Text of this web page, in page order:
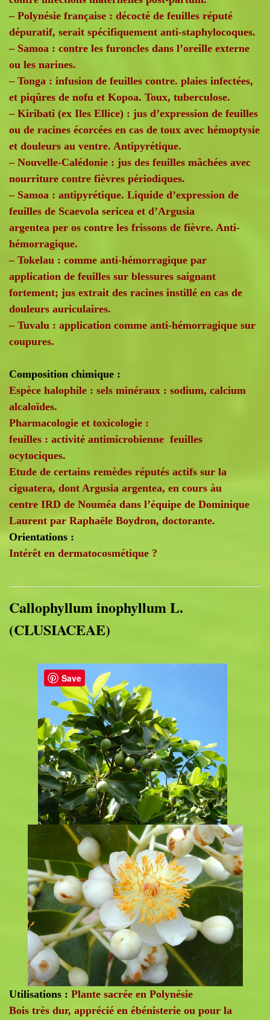
– Polynésie française : décocté de feuilles réputé
dépuratif, serait spécifiquement anti-staphylocoques.
– Samoa : contre les furoncles dans l’oreille externe
ou les narines.
– Tonga : infusion de feuilles contre. plaies infectées,
et piqûres de nofu et Kopoa. Toux, tuberculose.
– Kiribati (ex Iles Ellice) : jus d’expression de feuilles
ou de racines écorcées en cas de toux avec hémoptysie
et douleurs au ventre. Antipyrétique.
– Nouvelle-Calédonie : jus des feuilles mâchées avec
nourriture contre fièvres périodiques.
– Samoa : antipyrétique. Liquide d’expression de
feuilles de Scaevola sericea et d’Argusia
argentea per os contre les frissons de fièvre. Anti-
hémorragique.
– Tokelau : comme anti-hémorragique par
application de feuilles sur blessures saignant
fortement; jus extrait des racines instillé en cas de
douleurs auriculaires.
– Tuvalu : application comme anti-hémorragique sur
coupures.
Composition chimique :
Espèce halophile : sels minéraux : sodium, calcium
alcaloïdes.
Pharmacologie et toxicologie :
feuilles : activité antimicrobienne feuilles
ocytociques.
Etude de certains remèdes réputés actifs sur la
ciguatera, dont Argusia argentea, en cours àu
centre IRD de Nouméa dans l’équipe de Dominique
Laurent par Raphaële Boydron, doctorante.
Orientations :
Intérêt en dermatocosmétique ?
Callophyllum inophyllum L.
(CLUSIACEAE)
Utilisations : Plante sacrée en Polynésie
Bois très dur, apprécié en ébénisterie ou pour la
Save